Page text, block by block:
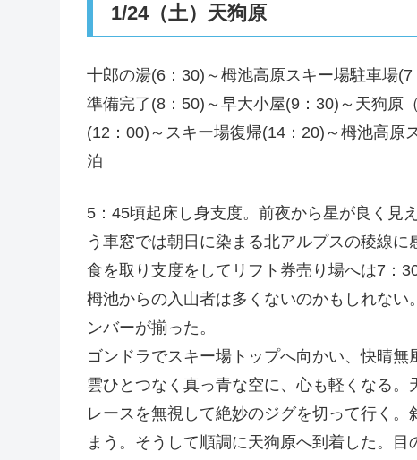
1/24（土）天狗原
十郎の湯(6：30)～栂池高原スキー場駐車場
準備完了(8：50)～早大小屋(9：30)～天狗原
(12：00)～スキー場復帰(14：20)～栂池高原
泊
5：45頃起床し身支度。前夜から星が良く見
う車窓では朝日に染まる北アルプスの稜線
食を取り支度をしてリフト券売り場へは7：
栂池からの入山者は多くないのかもしれな
ンバーが揃った。
ゴンドラでスキー場トップへ向かい、快晴無
雲ひとつなく真っ青な空に、心も軽くなる
レースを無視して絶妙のジグを切って行く
まう。そうして順調に天狗原へ到着した。